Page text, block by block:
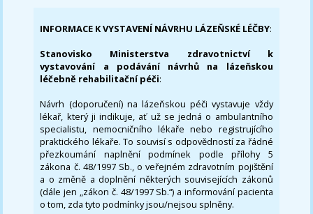
INFORMACE K VYSTAVENÍ NÁVRHU LÁZEŇSKÉ LÉČBY:
Stanovisko Ministerstva zdravotnictví k
vystavování a podávání návrhů na lázeňskou
léčebně rehabilitační péči:
Návrh (doporučení) na lázeňskou péči vystavuje vždy
lékař, který ji indikuje, ať už se jedná o ambulantního
specialistu, nemocničního lékaře nebo registrujícího
praktického lékaře. To souvisí s odpovědností za řádné
přezkoumání naplnění podmínek podle přílohy 5
zákona č. 48/1997 Sb., o veřejném zdravotním pojištění
a o změně a doplnění některých souvisejících zákonů
(dále jen „zákon č. 48/1997 Sb.“) a informování pacienta
o tom, zda tyto podmínky jsou/nejsou splněny.